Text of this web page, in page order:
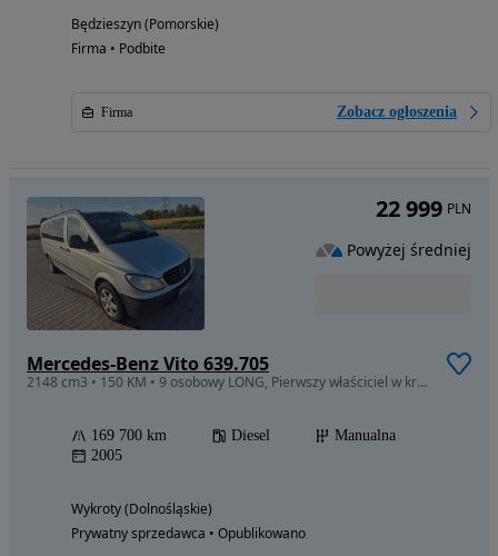
Będzieszyn (Pomorskie)
Firma • Podbite
Firma Zobacz ogłoszenia
Mercedes-Benz Vito 639.705
2148 cm3 • 150 KM • 9 osobowy LONG, Pierwszy właściciel w kraju
169 700 km Diesel
Manualna
2005
Wykroty (Dolnośląskie)
Prywatny sprzedawca • Opublikowano
22 999 PLN
Powyżej średniej